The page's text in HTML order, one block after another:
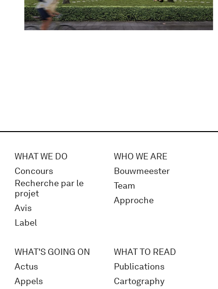
WHAT WE DO
Concours
Recherche par le
projet
Avis
Label
WHO WE ARE
Bouwmeester
Team
Approche
WHAT'S GOING ON
Actus
Appels
WHAT TO READ
Publications
Cartography